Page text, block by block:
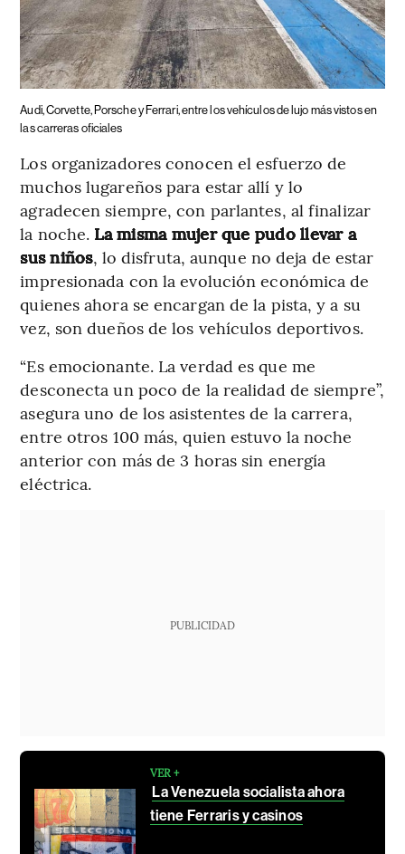
Audi, Corvette, Porsche y Ferrari, entre los vehículos de lujo más vistos en
las carreras oficiales
Los organizadores conocen el esfuerzo de
muchos lugareños para estar allí y lo
agradecen siempre, con parlantes, al finalizar
la noche. La misma mujer que pudo llevar a
sus niños, lo disfruta, aunque no deja de estar
impresionada con la evolución económica de
quienes ahora se encargan de la pista, y a su
vez, son dueños de los vehículos deportivos.
“Es emocionante. La verdad es que me
desconecta un poco de la realidad de siempre”,
asegura uno de los asistentes de la carrera,
entre otros 100 más, quien estuvo la noche
anterior con más de 3 horas sin energía
eléctrica.
PUBLICIDAD
VER +
La Venezuela socialista ahora
tiene Ferraris y casinos